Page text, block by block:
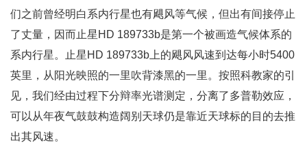
们之前曾经明白系内行星也有飓风等气候，但出有间接停止
了丈量，因而止星HD 189733b是第一个被画造气候体系的
系内行星。止星HD 189733b上的飓风风速到达每小时5400
英里，从阳光映照的一里吹背漆黑的一里。按照科教家的引
见，我们经由过程下分辩率光谱测定，分离了多普勒效应，
可以从年夜气鼓鼓构造阔别天球仍是靠近天球标的目的去推
出其风速。